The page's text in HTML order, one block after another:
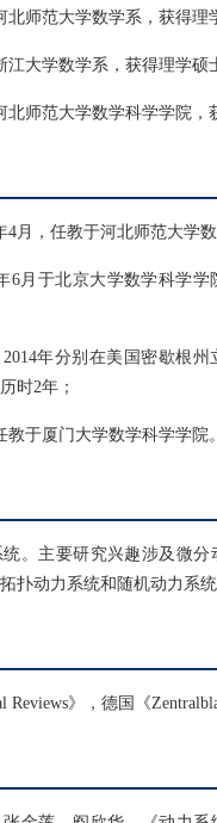
北师范大学数学系，获得理
江大学数学系，获得理学硕
北师范大学数学科学学院，
4月，任教于河北师范大学数
6月于北京大学数学科学
2014年分别在美国密歇根
时2年；
教于厦门大学数学科学学院。
。主要研究兴趣涉及微分
扑动力系统和随机动力系统
Reviews》，德国《